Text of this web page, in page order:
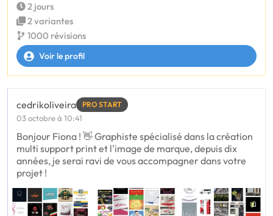
2 jours
2 variantes
1000 révisions
Voir le profil
cedrikoliveira PRO START
03 octobre à 10:41
Bonjour Fiona ! 👋 Graphiste spécialisé dans la création
multi support print et l'image de marque, depuis dix
années, je serai ravi de vous accompagner dans votre
projet !